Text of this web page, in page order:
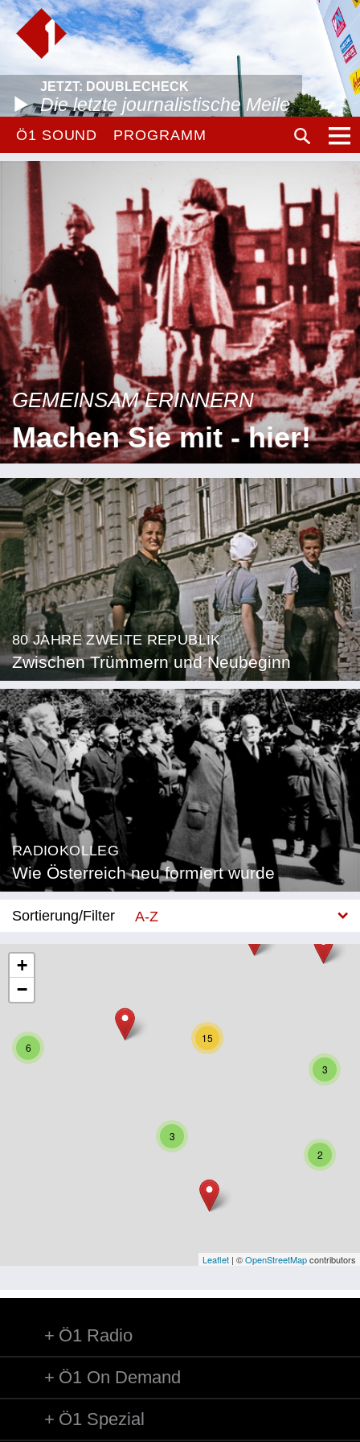
JETZT: DOUBLECHECK
Die letzte journalistische Meile
Ö1 SOUND PROGRAMM
GEMEINSAM ERINNERN
Machen Sie mit - hier!
80 JAHRE ZWEITE REPUBLIK
Zwischen Trümmern und Neubeginn
RADIOKOLLEG
Wie Österreich neu formiert wurde
Sortierung/Filter
A-Z
Burgenland
Oberösterreich
Salzburg
Steiermark
Vorarlberg
Besatzungsmächte
Frauen, Mütter, Kinder
3
3
2
15
6
+
−
Leaflet | ©OpenStreetMapcontributors
Ö1 Radio
Ö1 On Demand
Ö1 Spezial